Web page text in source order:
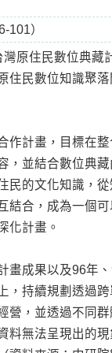
101）
原住民數位典藏
住民數位知識聚
作計畫，目標在
，並結合數位典
民的文化知識，
結合，成為一個
化計畫。
畫成果以及96年
，持續規劃透過
營，並透過不同
料無法呈現出的